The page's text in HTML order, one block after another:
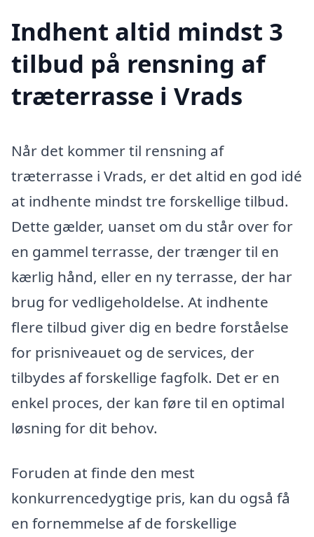
Indhent altid mindst 3
tilbud på rensning af
træterrasse i Vrads
Når det kommer til rensning af
træterrasse i Vrads, er det altid en god idé
at indhente mindst tre forskellige tilbud.
Dette gælder, uanset om du står over for
en gammel terrasse, der trænger til en
kærlig hånd, eller en ny terrasse, der har
brug for vedligeholdelse. At indhente
flere tilbud giver dig en bedre forståelse
for prisniveauet og de services, der
tilbydes af forskellige fagfolk. Det er en
enkel proces, der kan føre til en optimal
løsning for dit behov.
Foruden at finde den mest
konkurrencedygtige pris, kan du også få
en fornemmelse af de forskellige